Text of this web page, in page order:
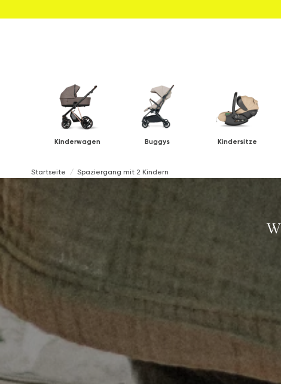
Kinderwagen Buggys Kindersitze
Startseite Spaziergang mit 2 Kindern